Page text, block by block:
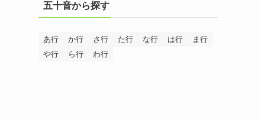
五十音から探す
あ行 か行 さ行 た行 な行 は行
ま行
や行
ら行 わ行